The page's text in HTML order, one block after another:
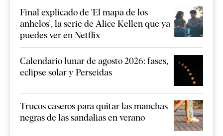
Final explicado de 'El mapa de los
anhelos', la serie de Alice Kellen que ya
puedes ver en Netflix
Calendario lunar de agosto 2026: fases,
eclipse solar y Perseidas
Trucos caseros para quitar las manchas
negras de las sandalias en verano